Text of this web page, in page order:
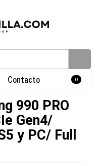
Contacto 0
990 PRO
Gen4/
y PC/ Full